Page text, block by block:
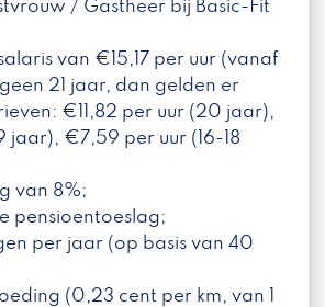
/ Gastheer bij Basic-Fit
van €15,17 per uur (vanaf
21 jaar, dan gelden er
€11,82 per uur (20 jaar),
jaar), €7,59 per uur (16-18
van 8%;
pensioentoeslag;
per jaar (op basis van 40
(0,23 cent per km, van 1